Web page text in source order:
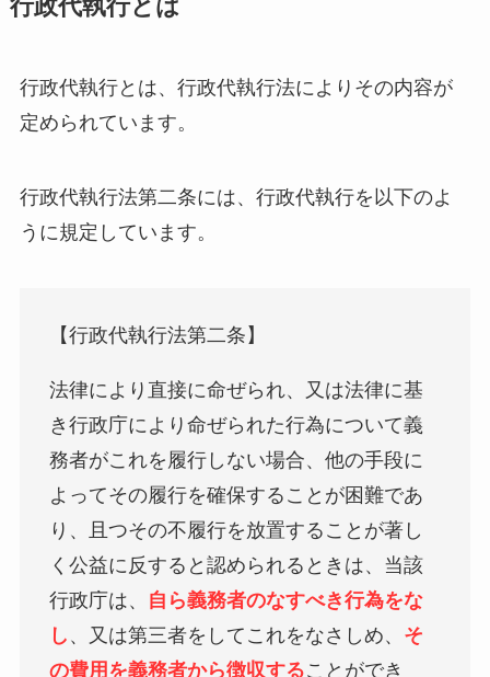
行政代執行とは
行政代執行とは、行政代執行法によりその内容が
定められています。
行政代執行法第二条には、行政代執行を以下のよ
うに規定しています。
【行政代執行法第二条】
法律により直接に命ぜられ、又は法律に基
き行政庁により命ぜられた行為について義
務者がこれを履行しない場合、他の手段に
よってその履行を確保することが困難であ
り、且つその不履行を放置することが著し
く公益に反すると認められるときは、当該
行政庁は、
自ら義務者のなすべき行為をな
し 、又は第三者をしてこれをなさしめ、 そ
の費用を義務者から徴収することができ